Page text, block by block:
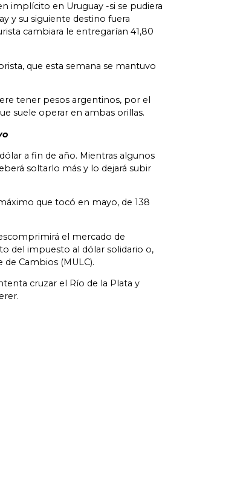
implícito en Uruguay -si se pudiera
y su siguiente destino fuera
cambiara le entregarían 41,80
que esta semana se mantuvo
tener pesos argentinos, por el
suele operar en ambas orillas.
a fin de año. Mientras algunos
soltarlo más y lo dejará subir
que tocó en mayo, de 138
el mercado de
del impuesto al dólar solidario o,
Cambios (MULC).
cruzar el Río de la Plata y